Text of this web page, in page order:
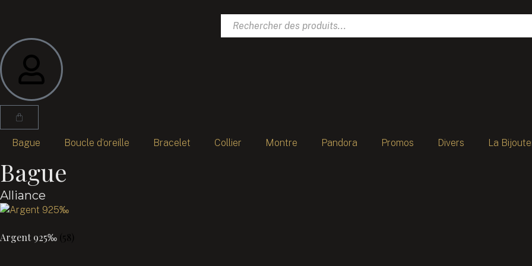
Bague Boucle d’oreille Bracelet Collier Montre Pandora Promos Divers La
Bague
Alliance
Argent 925‰ (58)